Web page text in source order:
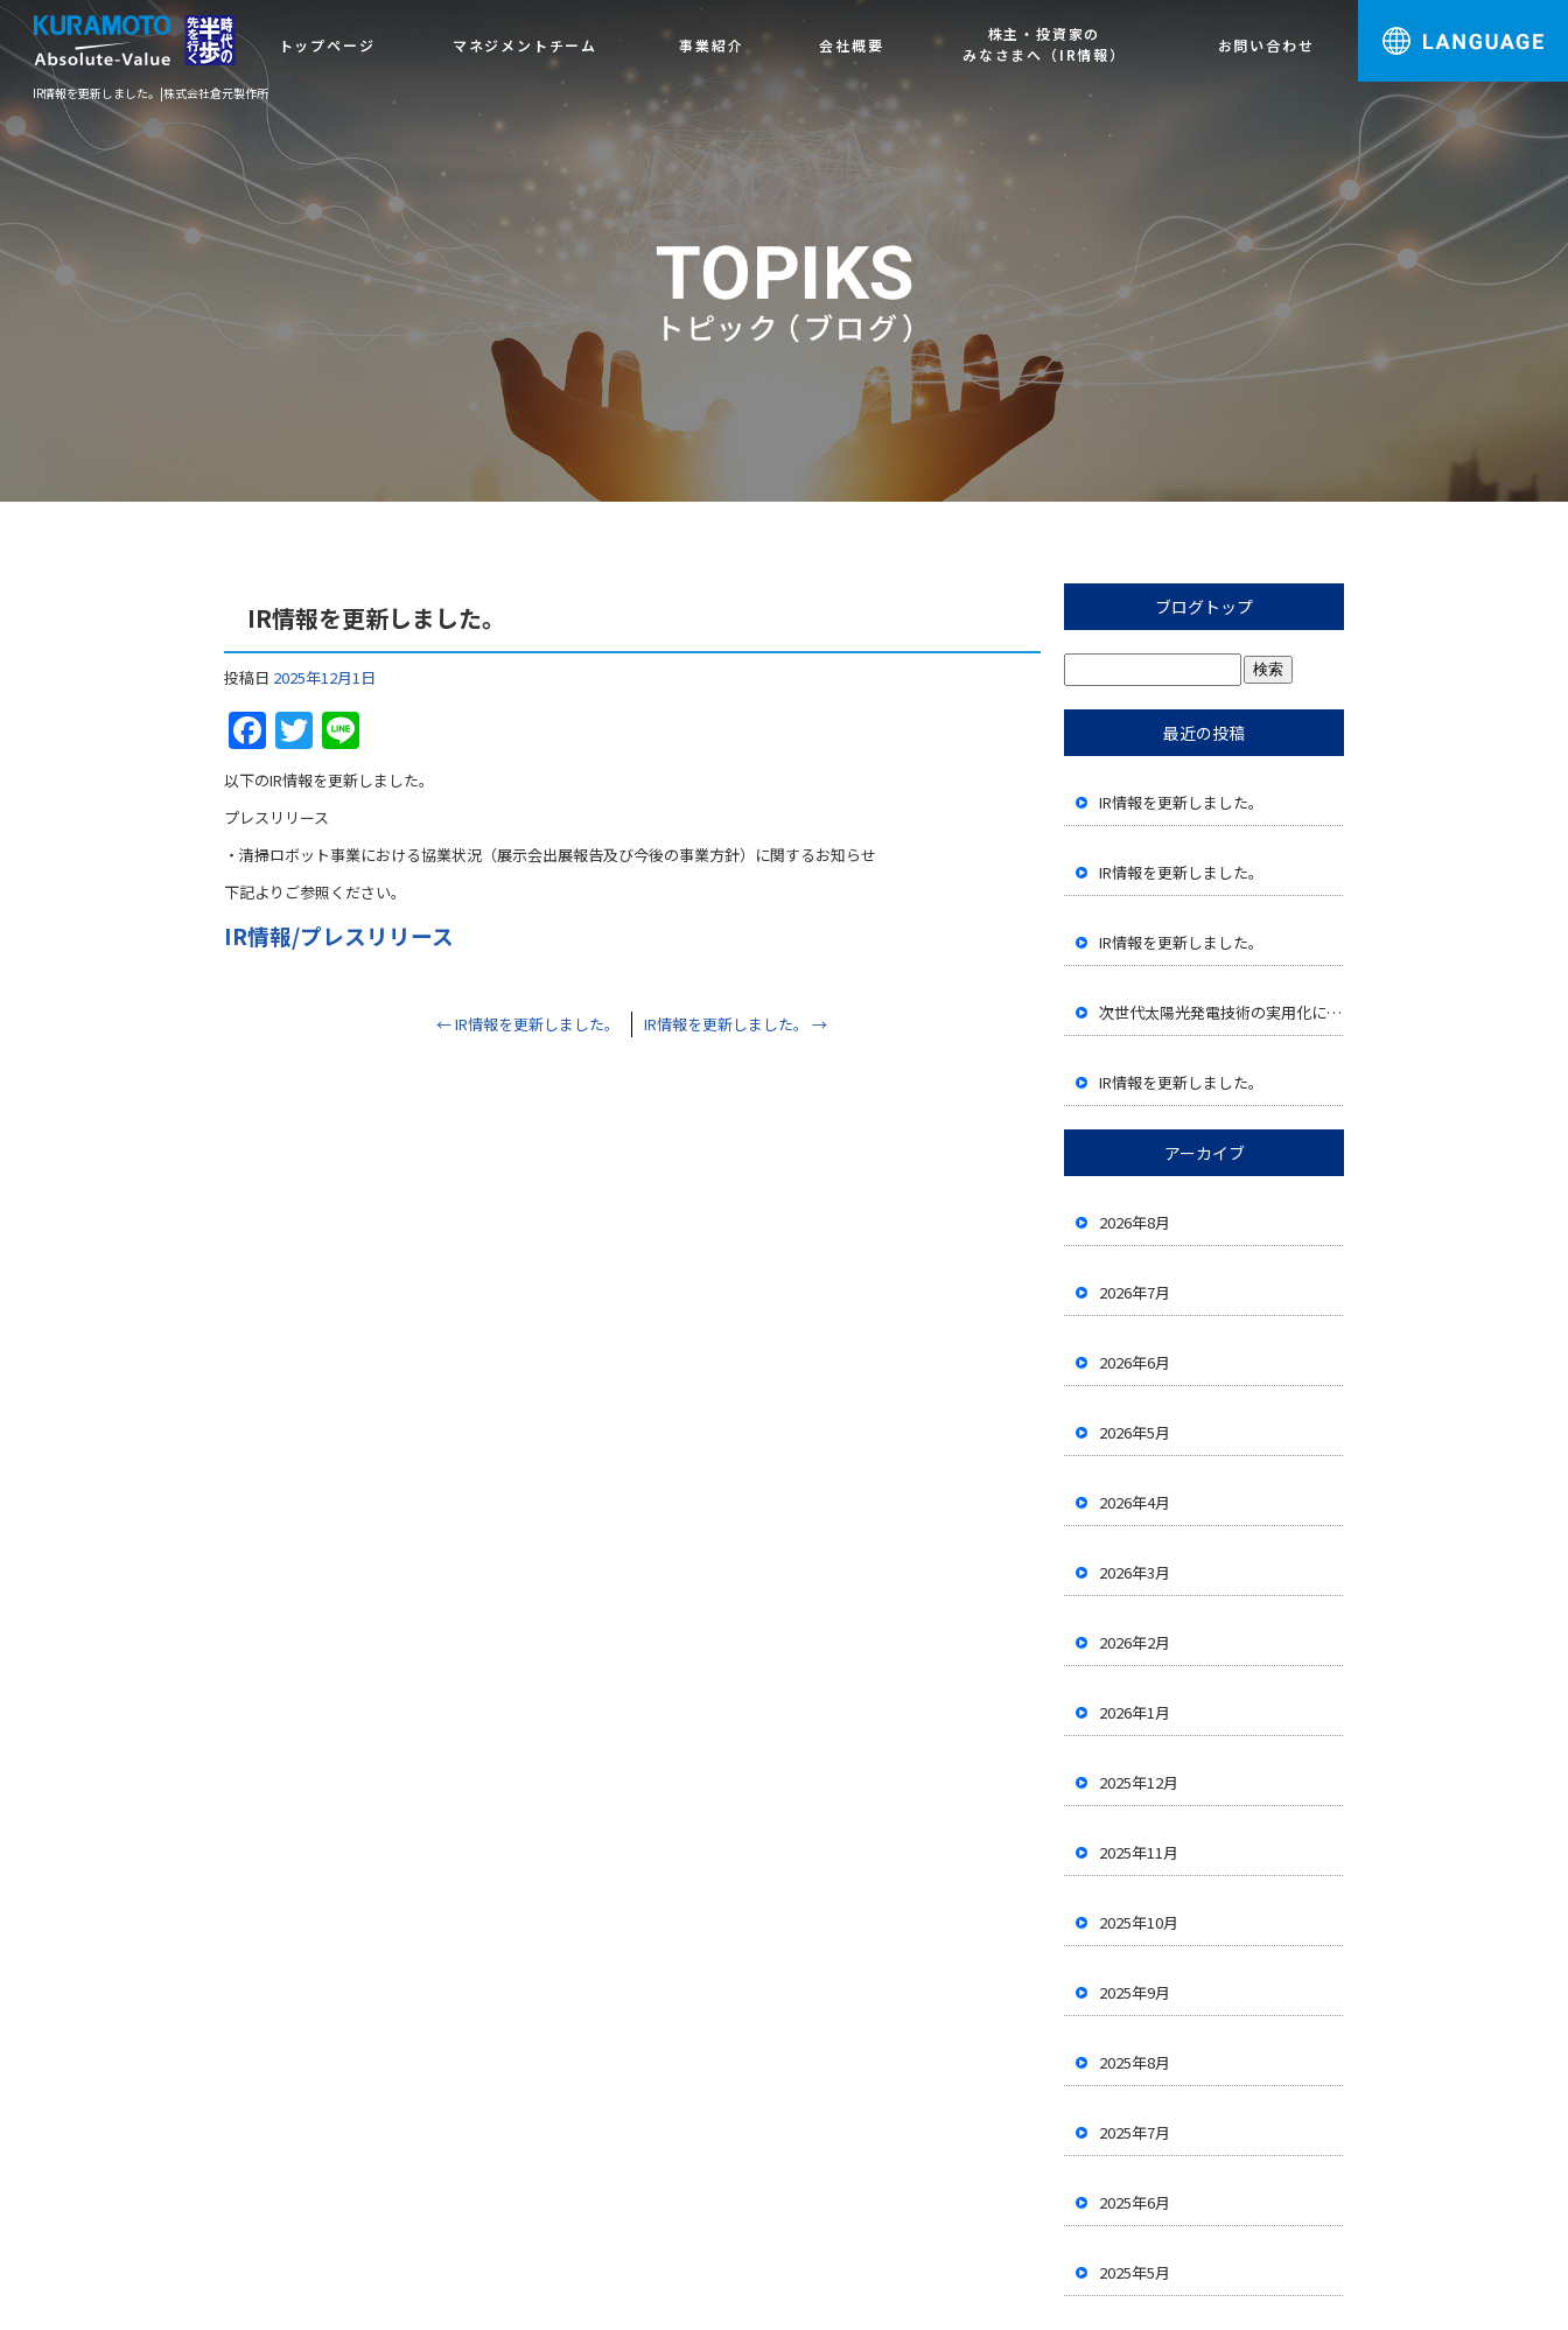
IR情報を更新しました。|株式会社倉元製作所
トップページ マネジメントチーム 事業紹介 会社概要
株主・投資家の
みなさまへ（IR情報）
お問い合わせ
IR情報を更新しました。
投稿日 2025年12月1日
F
a
c
e
b
o
o
T
w
itt
er
n
e
以下のIR情報を更新しました。
プレスリリース
・清掃ロボット事業における協業状況（展示会出展報告及び今後の事業方針）に関するお知らせ
下記よりご参照ください。
IR情報/プレスリリース
←IR情報を更新しました。 IR情報を更新しました。 →
ブログトップ
最近の投稿
IR情報を更新しました。
IR情報を更新しました。
IR情報を更新しました。
次世代太陽光発電技術の実用化に向けたペロブスカイト太陽電池の性能評価開始に関するお知らせ
IR情報を更新しました。
アーカイブ
2026年8月
2026年7月
2026年6月
2026年5月
2026年4月
2026年3月
2026年2月
2026年1月
2025年12月
2025年11月
2025年10月
2025年9月
2025年8月
2025年7月
2025年6月
2025年5月